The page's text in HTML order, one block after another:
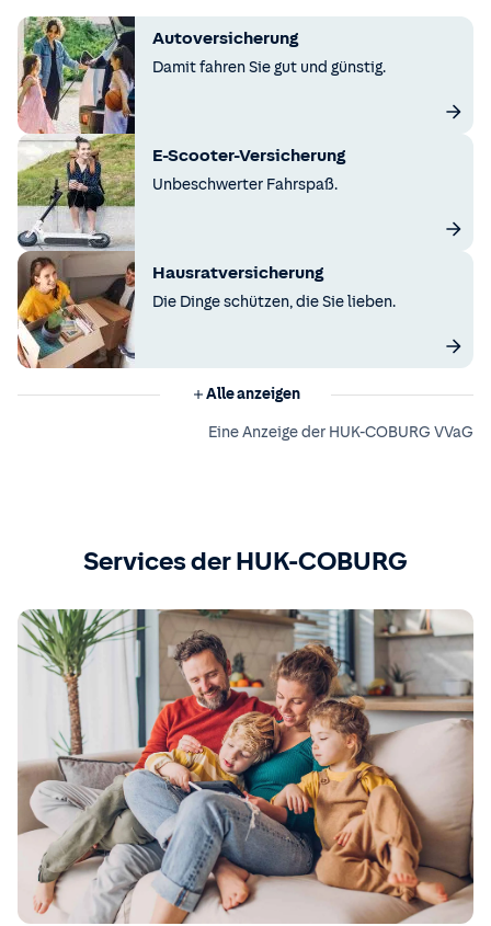
Autoversicherung
Damit fahren Sie gut und günstig.
E-Scooter-Versicherung
Unbeschwerter Fahrspaß.
Hausratversicherung
Die Dinge schützen, die Sie lieben.
Alle anzeigen
Eine Anzeige der HUK-COBURG VVaG
Services der HUK-COBURG